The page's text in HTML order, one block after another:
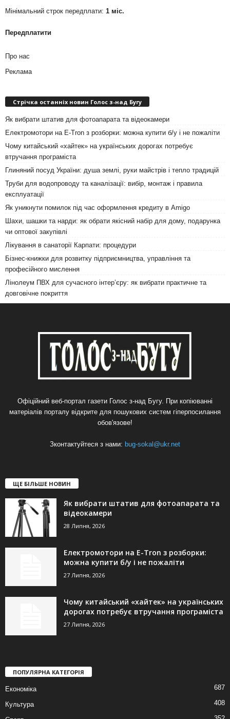
Мінімальний строк передплати: 1 міс.
Передплатити
Про нас
Реклама
Стрічка останніх новин Голос з-над Бугу
Як вибрати штатив для фотоапарата та відеокамери
Електромотори на E-Tron з розборки: можна купити б/у і не пожаліти
Чому китайський «хайтек» на українських дорогах потребує
втручання програміста
Глиняний посуд України: душа землі, руки майстрів і тепло традицій
Труби для водопроводу та каналізації: вибір, монтаж і правила
експлуатації
Як уникнути помилок під час оформлення кредиту в Amigo
Шахи, шашки та нарди: як обрати якісний набір для дому, подарунка
чи оптової закупівлі
Лікування в санаторії Карпати: процедури
Бізнес-книжки для розвитку підприємництва, управління та
професійного мислення
Лінолеум ПВХ для сучасного інтер’єру: як вибрати практичне та
довговічне покриття
Офіційний веб-портал газети Голос з-над Бугу. При копіюванні
матеріалів порталу відкрите для пошукових систем гіперпосилання
обов'язове!
Зконтактуйтеся з нами: bug-sokal@ukr.net
ЩЕ БІЛЬШЕ НОВИН
Як вибрати штатив для фотоапарата та
відеокамери
28 Липня, 2026
Електромотори на E-Tron з розборки:
можна купити б/у і не пожаліти
27 Липня, 2026
Чому китайський «хайтек» на українських
дорогах потребує втручання програміста
27 Липня, 2026
ПОПУЛЯРНА КАТЕГОРІЯ
Економіка 687
Культура 408